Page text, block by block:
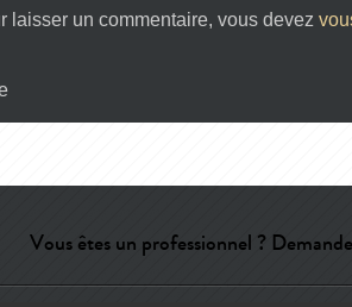
laisser un commentaire, vous devez
Vous êtes un professionnel ?